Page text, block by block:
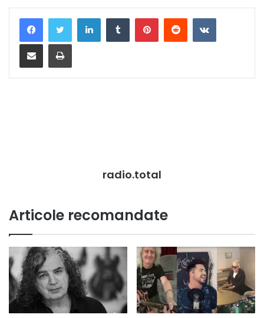
LinkedInTumblrPinterestRedditVKontakte
Distribuie prin mail Tipărește
radio.total
Articole recomandate